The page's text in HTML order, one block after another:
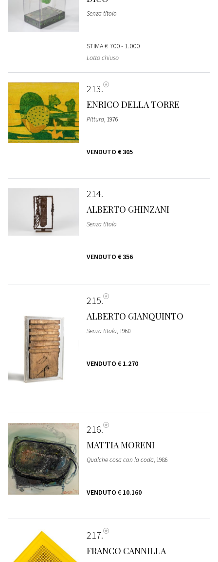
Senza titolo
STIMA€ 700 - 1.000
Lotto chiuso
213
ENRICO DELLA TORRE
Pittura, 1976
VENDUTO € 305
214
ALBERTO GHINZANI
Senza titolo
VENDUTO € 356
215
ALBERTO GIANQUINTO
Senza titolo, 1960
VENDUTO € 1.270
216
MATTIA MORENI
Qualche cosa con la coda, 1986
VENDUTO € 10.160
217
FRANCO CANNILLA